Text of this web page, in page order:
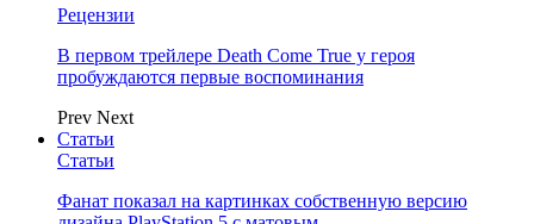
Рецензии
В первом трейлере Death Come True у героя
пробуждаются первые воспоминания
Prev Next
Статьи
Статьи
Фанат показал на картинках собственную версию